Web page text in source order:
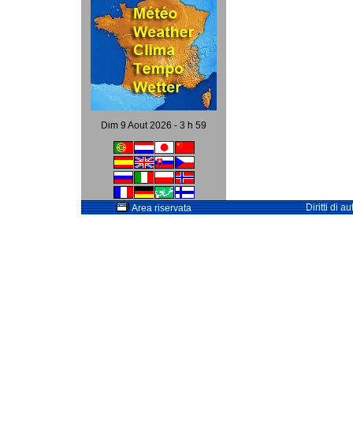
Dim 9 Aout 2026 - 3 h 59
Area riservata Diritti di